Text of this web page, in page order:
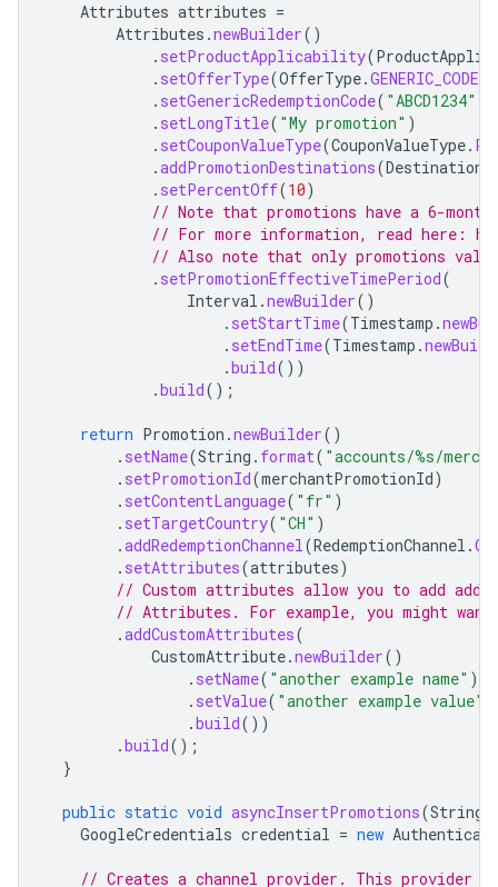
Attributes attributes =
Attributes .newBuilder()
. setProductApplicability(
. setOfferType(OfferType.GENERIC_CODE
. setGenericRedemptionCode( "ABCD1234"
. setLongTitle( "My promotion" )
. setCouponValueType(CouponValueType.
.addPromotionDestinations(
. setPercentOff(10)
// Note that promotions have a 6-
// For more information, read here:
// Also note that only promotions
. setPromotionEffectiveTimePeriod(
Interval .newBuilder()
. setStartTime(Timestamp .
. setEndTime(Timestamp .
.build())
.build();
return Promotion .newBuilder()
. setName(String . format( "accounts/%s/
. setPromotionId(merchantPromotionId)
. setContentLanguage( "fr" )
. setTargetCountry( "CH" )
.addRedemptionChannel(RedemptionChannel .
. setAttributes(attributes)
// Custom attributes allow you to add
// Attributes. For example, you might
.addCustomAttributes(
CustomAttribute.newBuilder()
. setName( "another example name" )
. setValue( "another example value"
.build())
.build();
}
public static void asyncInsertPromotions(String
GoogleCredentials credential = new
// Creates a channel provider. This provider